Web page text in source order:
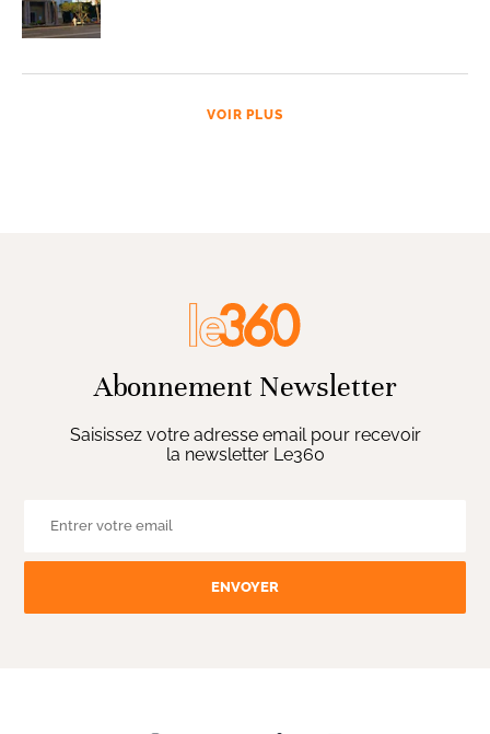
VOIR PLUS
Abonnement Newsletter
Saisissez votre adresse email pour recevoir
la newsletter Le360
ENVOYER